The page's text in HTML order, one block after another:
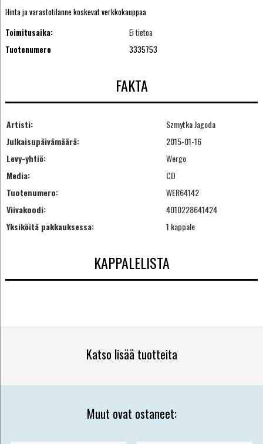
Hinta ja varastotilanne koskevat verkkokauppaa
Toimitusaika:
Ei tietoa
Tuotenumero
3335753
FAKTA
Artisti:
Szmytka Jagoda
Julkaisupäivämäärä:
2015-01-16
Levy-yhtiö:
Wergo
Media:
CD
Tuotenumero:
WER64142
Viivakoodi:
4010228641424
Yksiköitä pakkauksessa:
1 kappale
KAPPALELISTA
Katso lisää tuotteita
Muut ovat ostaneet: